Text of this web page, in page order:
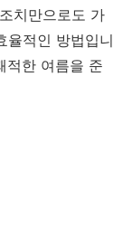
치만으로도 가
율적인 방법입니
적한 여름을 준